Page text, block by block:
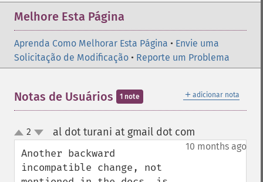
Melhore Esta Página
Aprenda Como Melhorar Esta Página • Envie uma
Solicitação de Modificação • Reporte um Problema
＋ adicionar nota
Notas de Usuários 1 note
up
down
2 al dot turani at gmail dot com
10 months ago
Another backward
incompatible change, not